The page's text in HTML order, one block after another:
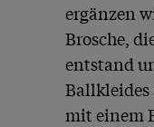
ergänzen
Brosche,
entstand
Ballkleides
mit einem